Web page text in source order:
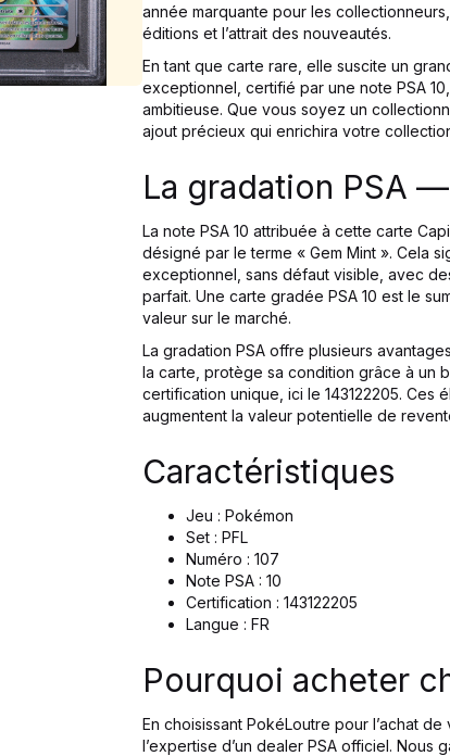
année marquante pour les
éditions et l’attrait des nouveautés.
En tant que carte rare, elle suscite un
exceptionnel, certifié par une note PSA
ambitieuse. Que vous soyez un
ajout précieux qui enrichira votre
La gradation PSA
La note PSA 10 attribuée à cette carte
désigné par le terme « Gem Mint ». Cela
exceptionnel, sans défaut visible, avec
parfait. Une carte gradée PSA 10 est le
valeur sur le marché.
La gradation PSA offre plusieurs
la carte, protège sa condition grâce à un
certification unique, ici le 143122205.
augmentent la valeur potentielle de
Caractéristiques
Jeu : Pokémon
Set : PFL
Numéro : 107
Note PSA : 10
Certification : 143122205
Langue : FR
Pourquoi acheter
En choisissant PokéLoutre pour l’achat
l’expertise d’un dealer PSA officiel. Nous